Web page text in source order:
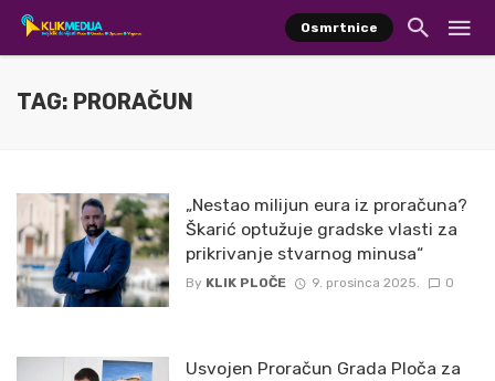
Osmrtnice
TAG: PRORAČUN
„Nestao milijun eura iz proračuna?
Škarić optužuje gradske vlasti za
prikrivanje stvarnog minusa“
By KLIK PLOČE 9. prosinca 2025. 0
Usvojen Proračun Grada Ploča za